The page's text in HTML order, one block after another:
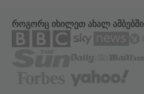
როგორც იხილეთ ახალ ამბებში